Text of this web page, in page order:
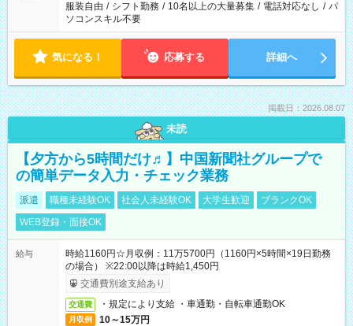
服装自由 / シフト勤務 / 10名以上の大量募集 / 電話対応なし / パ
ソコンスキル不要
気になる！ 応募する 詳細へ
掲載日：2026.08.07
未読
【夕方から5時間だけ♬】中国新聞社グループで
の簡単データ入力・チェック業務
派遣 職種未経験OK 社会人未経験OK 大学生歓迎
ブランクOK
WEB登録・面接OK
給与
時給1160円☆月収例：11万5700円（1160円×5時間×19日勤務
の場合） ※22:00以降は時給1,450円
交通費別途支給あり
交通費 ・規定により支給 ・車通勤・自転車通勤OK
月収例 10～15万円